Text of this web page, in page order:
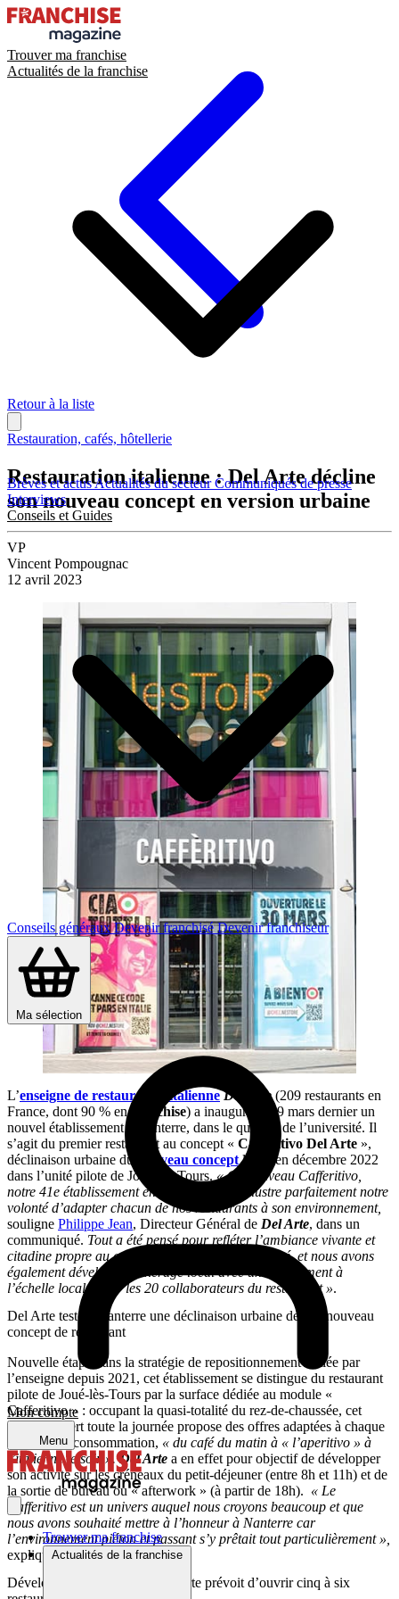
Trouver ma franchise
Actualités de la franchise
Brèves et actusActualités du secteurCommuniqués de presse
Interviews
Conseils et Guides
Conseils générauxDevenir franchiséDevenir franchiseur
Ma sélection
Mon compte
Menu
Trouver ma franchise
Actualités de la franchise
Retour à la liste
Restauration, cafés, hôtellerie
Restauration italienne : Del Arte décline
son nouveau concept en version urbaine
VP
Vincent Pompougnac
12 avril 2023
L’enseigne de restauration italienne Del Arte(209 restaurants en
France, dont 90 % en franchise) a inauguré le 29 mars dernier un
nouvel établissement à Nanterre, dans le quartier de l’université. Il
s’agit du premier restaurant au concept « Cafferitivo Del Arte »,
déclinaison urbaine du
nouveau conceptlancé en décembre 2022
dans l’unité pilote de Joué-lès-Tours. « Ce nouveau Cafferitivo,
notre 41e établissement en Ile-de-France, illustre parfaitement notre
volonté d’adapter chacun de nos restaurants à son environnement,
souligne Philippe Jean, Directeur Général de Del Arte, dans un
communiqué. Tout a été pensé pour refléter l’ambiance vivante et
citadine propre au quartier de Nanterre Université, et nous avons
également développé l’ancrage local avec un recrutement à
l’échelle locale pour les 20 collaborateurs du restaurant ».
Del Arte teste à Nanterre une déclinaison urbaine de son nouveau
concept de restaurant
Nouvelle étape dans la stratégie de repositionnement initiée par
l’enseigne depuis 2021, cet établissement se distingue du restaurant
pilote de Joué-lès-Tours par la surface dédiée au module «
Cafferitivo » : occupant la quasi-totalité du rez-de-chaussée, cet
espace ouvert toute la journée propose des offres adaptées à chaque
moment de consommation, « du café du matin à « l’aperitivo » à
l’italienne le soir ».Del Arte a en effet pour objectif de développer
son activité sur les créneaux du petit-déjeuner (entre 8h et 11h) et de
la sortie de bureau ou « afterwork » (à partir de 18h). « Le
Cafferitivo est un univers auquel nous croyons beaucoup et que
nous avons souhaité mettre à l’honneur à Nanterre car
l’environnement piéton et passant s’y prêtait tout particulièrement »,
explique Philippe Jean.
Développée en franchise, Del Arte prévoit d’ouvrir cinq à six